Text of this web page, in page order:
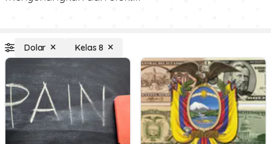
Dolar Kelas 8